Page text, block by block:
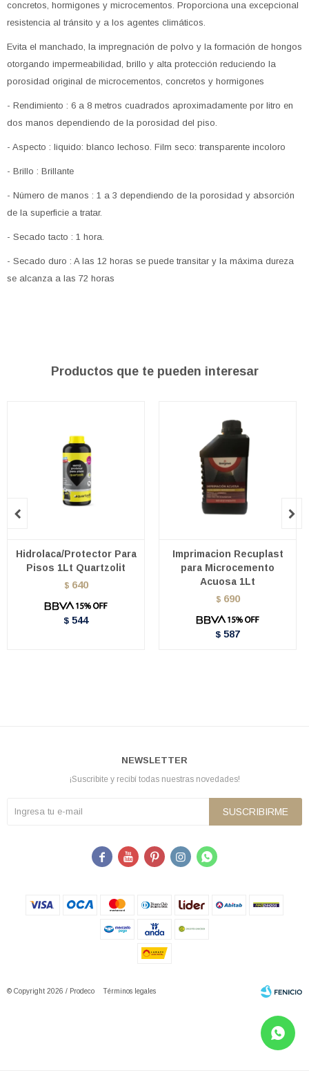
concretos, hormigones y microcementos. Proporciona una excepcional
resistencia al tránsito y a los agentes climáticos.
Evita el manchado, la impregnación de polvo y la formación de hongos
otorgando impermeabilidad, brillo y alta protección reduciendo la
porosidad original de microcementos, concretos y hormigones
- Rendimiento : 6 a 8 metros cuadrados aproximadamente por litro en
dos manos dependiendo de la porosidad del piso.
- Aspecto : liquido: blanco lechoso. Film seco: transparente incoloro
- Brillo : Brillante
- Número de manos : 1 a 3 dependiendo de la porosidad y absorción
de la superficie a tratar.
- Secado tacto : 1 hora.
- Secado duro : A las 12 horas se puede transitar y la máxima dureza
se alcanza a las 72 horas
Productos que te pueden interesar
Hidrolaca/Protector Para
Pisos 1Lt Quartzolit
$ 640
$ 544
Imprimacion Recuplast
para Microcemento
Acuosa 1Lt
$ 690
$ 587
 
NEWSLETTER
¡Suscribite y recibí todas nuestras novedades!
SUSCRIBIRME
    
© Copyright 2026 / Prodeco Términos legales